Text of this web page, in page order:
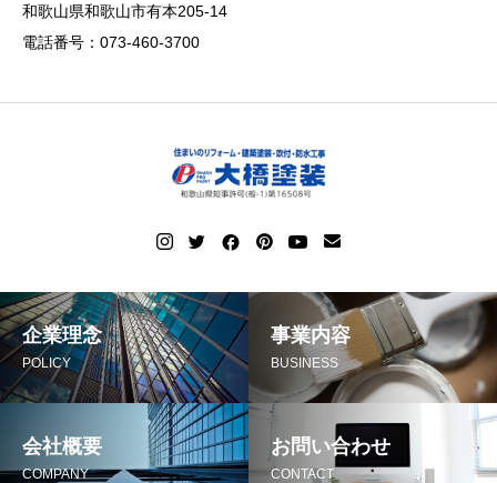
和歌山県和歌山市有本205-14
電話番号：073-460-3700
企業理念
POLICY
事業内容
BUSINESS
会社概要
COMPANY
お問い合わせ
CONTACT